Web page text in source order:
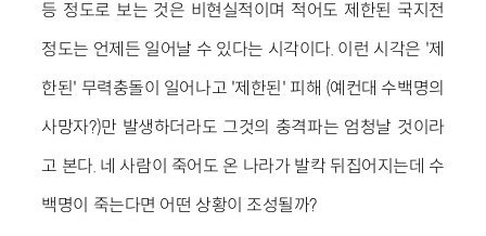
등 정도로 보는 것은 비현실적이며 적어도 제한된 국지전
정도는 언제든 일어날 수 있다는 시각이다. 이런 시각은 '제
한된' 무력충돌이 일어나고 '제한된' 피해 (예컨대 수백명의
사망자?)만 발생하더라도 그것의 충격파는 엄청날 것이라
고 본다. 네 사람이 죽어도 온 나라가 발칵 뒤집어지는데 수
백명이 죽는다면 어떤 상황이 조성될까?